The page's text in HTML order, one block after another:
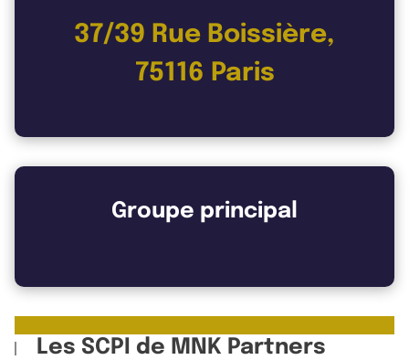
37/39 Rue Boissière,
75116 Paris
Groupe principal
Les SCPI de MNK Partners